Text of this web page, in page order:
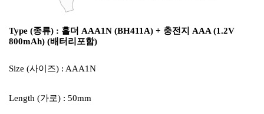
Type (종류) : 홀더 AAA1N (BH411A) + 충전지 AAA (1.2V
800mAh) (배터리포함)
Size (사이즈) : AAA1N
Length (가로) : 50mm